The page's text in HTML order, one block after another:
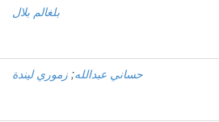
بلغالم بلال
حساني عبدالله; زموري ليندة